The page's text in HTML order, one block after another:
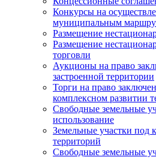
Конкурсы на
муниципальным
Размещение
Размещение
торговли
Аукционы на право
застроенной территории
Торги на право
комплексном развитии
Свободные земельные
использование
Земельные участки под
территорий
Свободные земельные